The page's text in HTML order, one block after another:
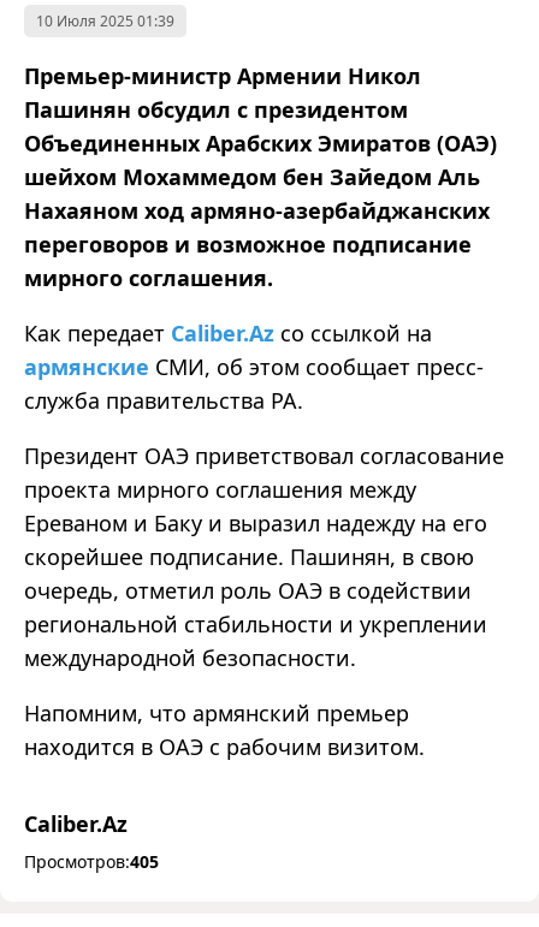
10 Июля 2025 01:39
Премьер-министр Армении Никол
Пашинян обсудил с президентом
Объединенных Арабских Эмиратов (ОАЭ)
шейхом Мохаммедом бен Зайедом Аль
Нахаяном ход армяно-азербайджанских
переговоров и возможное подписание
мирного соглашения.
Как передает Caliber.Az со ссылкой на
армянские СМИ, об этом сообщает пресс-
служба правительства РА.
Президент ОАЭ приветствовал согласование
проекта мирного соглашения между
Ереваном и Баку и выразил надежду на его
скорейшее подписание. Пашинян, в свою
очередь, отметил роль ОАЭ в содействии
региональной стабильности и укреплении
международной безопасности.
Напомним, что армянский премьер
находится в ОАЭ с рабочим визитом.
Caliber.Az
Просмотров:405